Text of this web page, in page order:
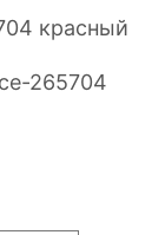
265704